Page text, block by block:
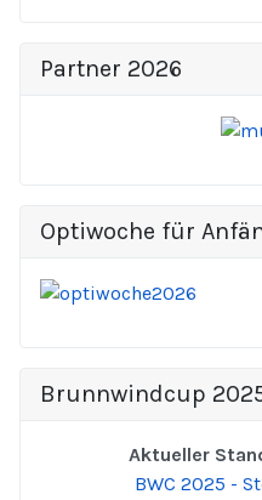
Partner 2026
Optiwoche für
Brunnwindcup
Aktueller
BWC 2025 -